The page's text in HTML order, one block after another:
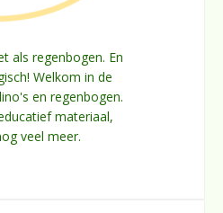
als regenbogen. En
Welkom in de
en regenbogen.
materiaal,
veel meer.